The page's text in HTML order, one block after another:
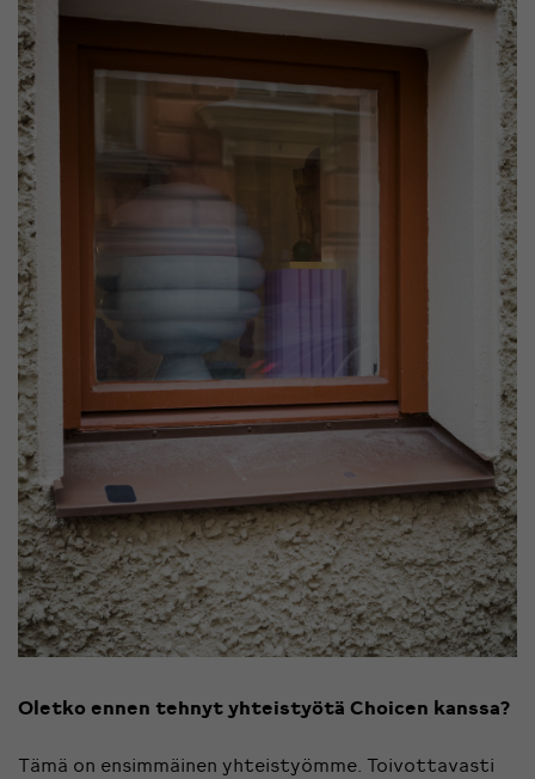
Oletko ennen tehnyt yhteistyötä Choicen kanssa?
Tämä on ensimmäinen yhteistyömme. Toivottavasti